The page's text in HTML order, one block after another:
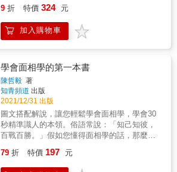
及功名榮辱吉凶甚大，論其人事業成就之多
寡，在社會上地位與名望之象徵，及晚運興衰
約40 歲至60 歲間之命運，及家庭子女緣份與老
運是否善終等等，在形家上可論來龍靠山及明
堂狀況分析。總運主福帛、人生總表現以及任
何事情的結果。
學者學習，不設計倒牌，以降低解牌困難度，
四化牌、14主星牌、16輔星牌， 按書中介紹，
即可靈活運用於解答各種問題。 & ＝書籍內容
簡介＝ 《大維老師紫微牌陣一翻就上手》／
另一半開店嗎？ 夢到過世的親人是代表什麼意
思？ 現在可以進場買海外債券基金嗎？ 最近生
活空虛、找不到工作，怎麼辦？ 今年要做些什
麼努力，才有機會交到男朋友？ & 紫微牌卡是
相當方便的算命工具，書中介紹了大維老師融
合紫微斗數及易經卜卦原理所設計出來的牌
陣，簡單易學的特性，適合紫微斗數的初學
卡的常見問題做了優化，更易理解與運用，並
增加兩個進階功能的牌陣，能更全面地解答各
巧、再加32個案例說明、76個紫微牌檢索表，
簡單易學，初學者必備！ & ★牌陣可涵蓋工
作、學業、求財、愛情、婚姻、買房、人際關
界名人真情推薦（以下推薦人按姓名筆畫排
列） 筆記女王／Ada 紫微斗數名師／大耕老師
遺傳諮詢師／陳冠如 & ★小叮嚀：此為單書，
未附牌卡 想要牌卡者請選購《大維老師開運紫
微牌陣一翻就上手【新修珍藏版】》，內含書
+專屬開運紫微牌一副（46張） & 如何才能成
功轉業？ 我適合跟另一半開店嗎？ 夢到過世的
親人是代表什麼意思？ 現在可以進場買海外債
券基金嗎？ 最近生活空虛、找不到工作，怎麼
9 折 特價 324 元
加入購物車
學會面相學的第一本書
陳哲毅 著
知青頻道 出版
2021/12/31 出版
圖文搭配解說，讓您輕鬆學會面相學，學會30
秒精準識人的本領。俗語常說：「知己知彼，
百戰百勝。」假如您懂得面相學的話，那麼，
競爭對手、上司、下屬）的忠、奸、虛、實與
及其優缺點等，然後加以防範或善用，從而讓
79 折 特價 197 元